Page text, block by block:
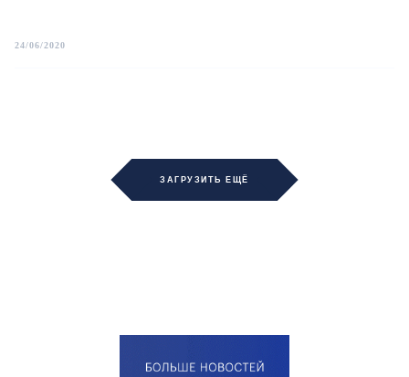
24/06/2020
ЗАГРУЗИТЬ ЕЩЁ